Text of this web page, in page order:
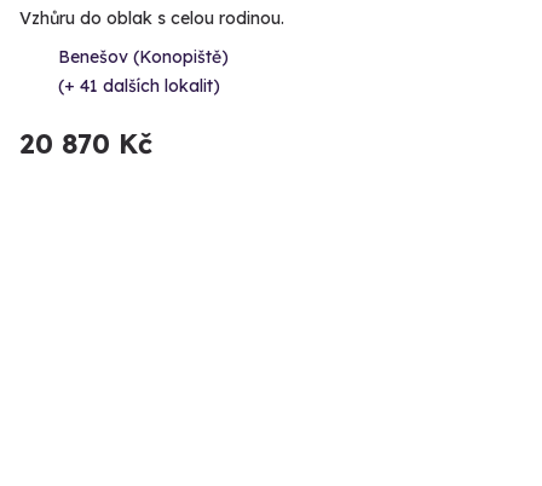
Vzhůru do oblak s celou rodinou.
Benešov (Konopiště)
(+ 41 dalších lokalit)
20 870 Kč